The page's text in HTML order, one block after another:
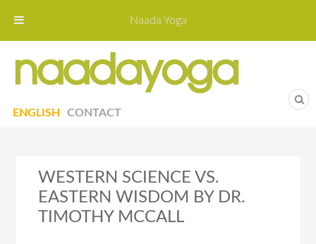
CONTACT
ENGLISH
WESTERN SCIENCE VS.
EASTERN WISDOM BY DR.
TIMOTHY MCCALL
Naada Yoga